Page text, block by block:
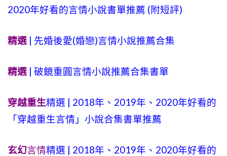
2020年好看的言情小說書單推薦 (附短評)
精選 | 先婚後愛(婚戀)言情小說推薦合集
精選 | 破鏡重圓言情小說推薦合集書單
穿越重生精選 | 2018年、2019年、2020年好看的
「穿越重生言情」小說合集書單推薦
玄幻言情精選 | 2018年、2019年、2020年好看的